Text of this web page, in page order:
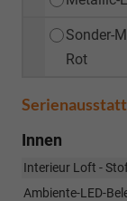
Sonder-
Rot
Innen
Interieur Loft -
Ambiente-LED-